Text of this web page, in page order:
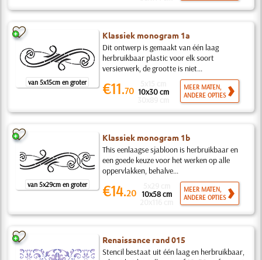
van 5x15cm en groter
Klassiek monogram 1a
Dit ontwerp is gemaakt van één laag
herbruikbaar plastic voor elk soort
versierwerk, de grootte is niet...
€11.70 10x30 cm
MEER MATEN,
ANDERE OPTIES
van 5x29cm en groter
Klassiek monogram 1b
This eenlaagse sjabloon is herbruikbaar en
een goede keuze voor het werken op alle
oppervlakken, behalve...
€14.20 10x58 cm
MEER MATEN,
ANDERE OPTIES
Renaissance rand 015
Stencil bestaat uit één laag en herbruikbaar,